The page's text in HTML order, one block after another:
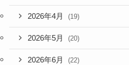
2026年4月 (19)
2026年5月 (20)
2026年6月 (22)